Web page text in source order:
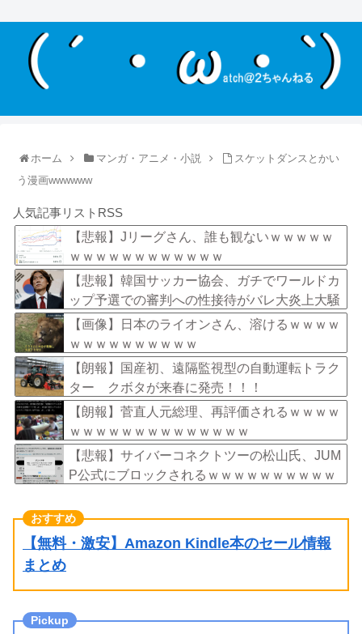
ホーム マンガ・アニメ・小説
スケットダンスとかい
う漫画wwwwww
人気記事リストRSS
【悲報】Jリーグさん、誰も観ないｗｗｗｗｗ
ｗｗｗｗｗｗｗｗｗｗｗｗ
【悲報】韓国サッカー協会、ガチでワールドカ
ップ予選での審判への性接待がバレ大炎上大騒
ぎにｗｗｗｗｗｗｗｗ
【画像】日本のライオンさん、溶けるｗｗｗｗ
ｗｗｗｗｗｗｗｗｗｗ
【朗報】国産初、遠隔監視型の自動運転トラク
ター クボタが来春に発売！！！
【朗報】菅直人元総理、再評価されるｗｗｗｗ
ｗｗｗｗｗｗｗｗｗｗｗｗｗｗ
【悲報】サイバーコネクトツーの松山氏、JUM
P公式にブロックされるｗｗｗｗｗｗｗｗｗｗ
【無料・激安】Amazon Kindle本のセール情報
まとめ